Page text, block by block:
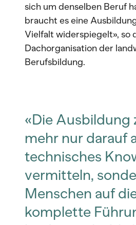
sich um denselben Beruf
braucht es eine
Vielfalt widerspiegelt», so
Dachorganisation der
Berufsbildung.
«Die Ausbildung
mehr nur darauf
technisches
vermitteln,
Menschen auf
komplette